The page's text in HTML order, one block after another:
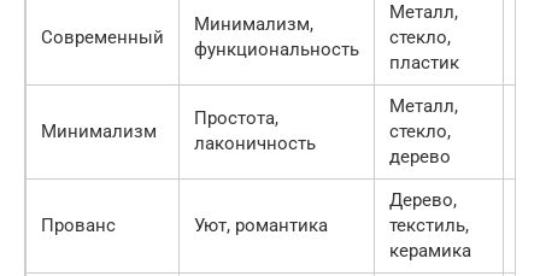
Современный
Минимализм,
функциональность
Металл,
стекло,
пластик
Минимализм
Простота,
лаконичность
Металл,
стекло,
дерево
Прованс Уют, романтика
Дерево,
текстиль,
керамика